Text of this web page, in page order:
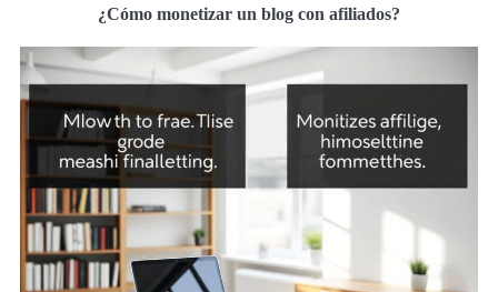
¿Cómo monetizar un blog con afiliados?